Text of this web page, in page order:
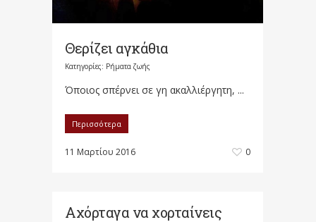
Θερίζει αγκάθια
Κατηγορίες: Ρήματα ζωής
Όποιος σπέρνει σε γη ακαλλιέργητη, ...
Περισσότερα
11 Μαρτίου 2016 0
Αχόρταγα να χορταίνεις